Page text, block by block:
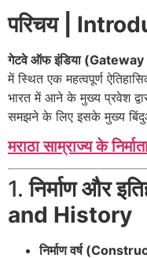
परिचय |
गेटवे ऑफ इंडिया
में स्थित एक महत्वपूर्ण
भारत में आने के मुख्य प्रवेश
समझने के लिए इसके मुख्य
मराठा साम्राज्य के
1.निर्माण और
and History
निर्माण वर्ष